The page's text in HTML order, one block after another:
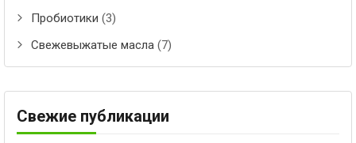
Пробиотики (3)
Свежевыжатые масла (7)
Свежие публикации